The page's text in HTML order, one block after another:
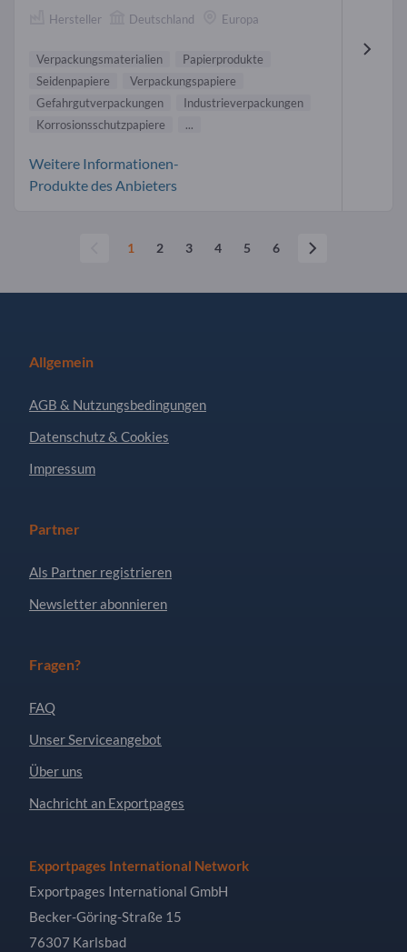
Hersteller Deutschland Europa
Verpackungsmaterialien
Papierprodukte
Seidenpapiere
Verpackungspapiere
Gefahrgutverpackungen
Industrieverpackungen
Korrosionsschutzpapiere
...
Weitere Informationen-
Produkte des Anbieters
1 2 3 4 5 6
Allgemein
AGB & Nutzungsbedingungen
Datenschutz & Cookies
Impressum
Partner
Als Partner registrieren
Newsletter abonnieren
Fragen?
FAQ
Unser Serviceangebot
Über uns
Nachricht an Exportpages
Exportpages International Network
Exportpages International GmbH
Becker-Göring-Straße 15
76307 Karlsbad